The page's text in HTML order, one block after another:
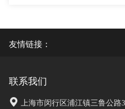
友情链接：
联系我们
上海市闵行区浦江镇三鲁公路